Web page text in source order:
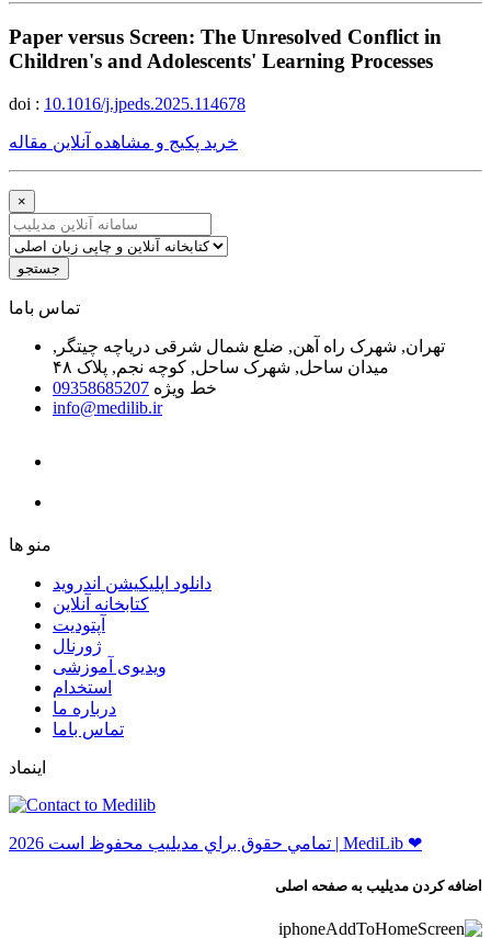
Paper versus Screen: The Unresolved Conflict in
Children's and Adolescents' Learning Processes
doi : 10.1016/j.jpeds.2025.114678
خرید پکیج و مشاهده آنلاین مقاله
×
جستجو
ﺗﻤﺎﺱ ﺑﺎﻣﺎ
تهران, شهرک راه آهن, ضلع شمال شرقی دریاچه چیتگر,
میدان ساحل, شهرک ساحل, کوچه نجم, پلاک ۴۸
خط ویژه 09358685207
info@medilib.ir
ﻣﻨﻮ ﻫﺎ
دانلود اپلیکیشن اندروید
ﮐﺘﺎﺑﺨﺎﻧﻪ ﺁﻧﻼﯾﻦ
ﺁﭘﺘﻮﺩﯾﺖ
ﮊﻭﺭﻧﺎﻝ
ویدیوی آموزشی
استخدام
درباره ما
ﺗﻤﺎﺱ ﺑﺎﻣﺎ
اینماد
ﺗﻤﺎﻣﻲ ﺣﻘﻮﻕ ﺑﺮاﻱ ﻣﺪﻳﻠﻴﺐ ﻣﺤﻔﻮﻅ اﺳﺖ 2026 | MediLib ❤
اضافه کردن مدیلیب به صفحه اصلی